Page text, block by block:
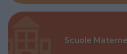
Scuole Materne